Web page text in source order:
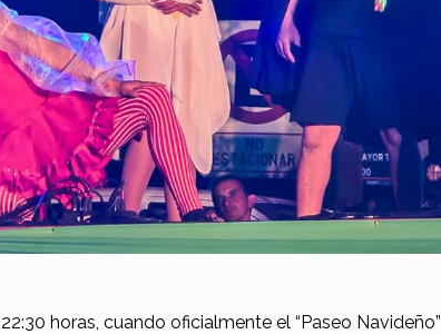
horas, cuando oficialmente el “Paseo Navideño”